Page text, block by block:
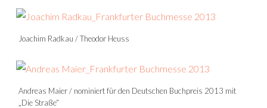
Joachim Radkau / Theodor Heuss
Andreas Maier / nominiert für den Deutschen Buchpreis 2013 mit
„Die Straße“